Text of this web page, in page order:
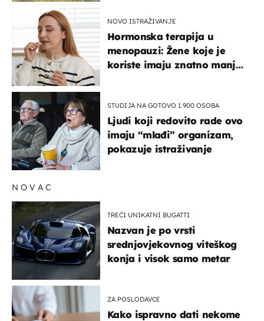
NOVO ISTRAŽIVANJE
Hormonska terapija u
menopauzi: Žene koje je
koriste imaju znatno manji
STUDIJA NA GOTOVO 1.900 OSOBA
Ljudi koji redovito rade ovo
imaju “mlađi” organizam,
pokazuje istraživanje
NOVAC
TREĆI UNIKATNI BUGATTI
Nazvan je po vrsti
srednjovjekovnog viteškog
konja i visok samo metar
ZA POSLODAVCE
Kako ispravno dati nekome